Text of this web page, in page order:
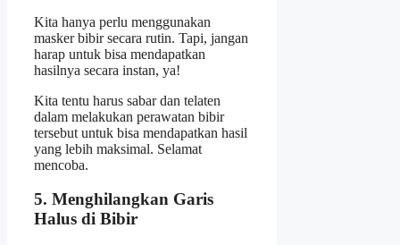
Kita hanya perlu menggunakan
masker bibir secara rutin. Tapi, jangan
harap untuk bisa mendapatkan
hasilnya secara instan, ya!
Kita tentu harus sabar dan telaten
dalam melakukan perawatan bibir
tersebut untuk bisa mendapatkan hasil
yang lebih maksimal. Selamat
mencoba.
5. Menghilangkan Garis
Halus di Bibir